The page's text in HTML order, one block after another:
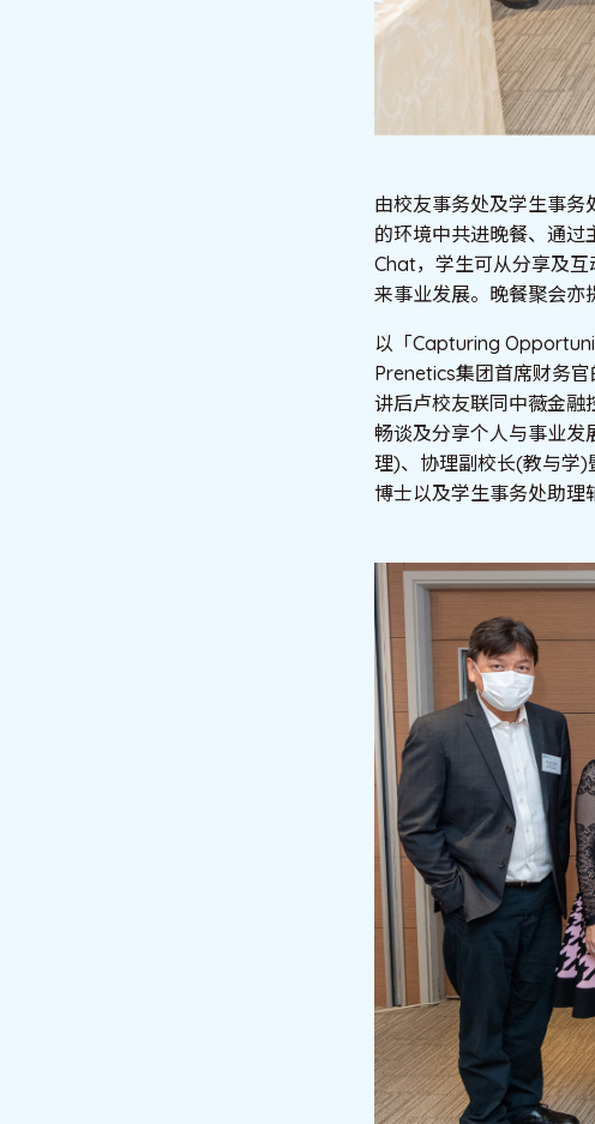
由校友事务处及学生事
的环境中共进晚餐、通过
Chat，学生可从分享及
来事业发展。晚餐聚会亦
以「Capturing
Prenetics集团首席财务
讲后卢校友联同中薇金融
畅谈及分享个人与事业发
理)、协理副校长(教与学)
博士以及学生事务处助理